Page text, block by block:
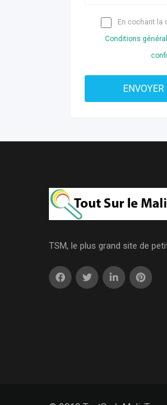
En cochant la
Conditions
TSM, le plus grand site de